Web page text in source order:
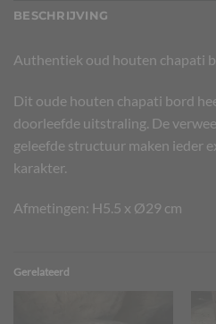
BESCHRIJVING
Authentiek oud houten chapati
Dit oude houten chapati bord
doorleefde uitstraling. De
geleefde structuur maken ieder
karakter.
Afmetingen: H5.5 x Ø29 cm
Gerelateerd